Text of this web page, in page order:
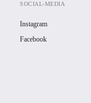
SOCIAL-MEDIA
Instagram
Facebook